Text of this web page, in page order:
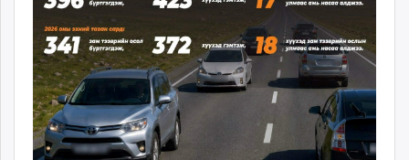
ikon.mn
mnb.mn
Livetv.mn
Eguur.mn
24tsag.mn
shuud.mn
eagle.mn